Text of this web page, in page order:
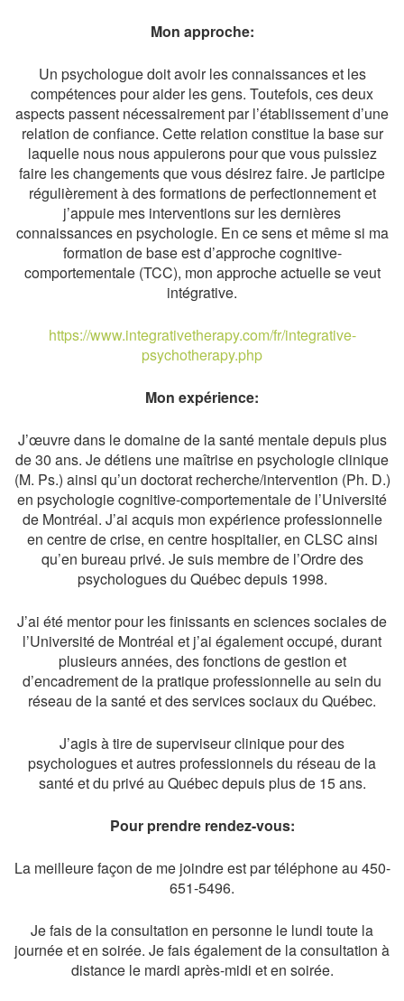
Mon approche:
Un psychologue doit avoir les connaissances et les
compétences pour aider les gens. Toutefois, ces deux
aspects passent nécessairement par l’établissement d’une
relation de confiance. Cette relation constitue la base sur
laquelle nous nous appuierons pour que vous puissiez
faire les changements que vous désirez faire. Je participe
régulièrement à des formations de perfectionnement et
j’appuie mes interventions sur les dernières
connaissances en psychologie. En ce sens et même si ma
formation de base est d’approche cognitive-
comportementale (TCC), mon approche actuelle se veut
intégrative.
https://www.integrativetherapy.com/fr/integrative-
psychotherapy.php
Mon expérience:
J’œuvre dans le domaine de la santé mentale depuis plus
de 30 ans. Je détiens une maîtrise en psychologie clinique
(M. Ps.) ainsi qu’un doctorat recherche/intervention (Ph. D.)
en psychologie cognitive-comportementale de l’Université
de Montréal. J’ai acquis mon expérience professionnelle
en centre de crise, en centre hospitalier, en CLSC ainsi
qu’en bureau privé. Je suis membre de l’Ordre des
psychologues du Québec depuis 1998.
J’ai été mentor pour les finissants en sciences sociales de
l’Université de Montréal et j’ai également occupé, durant
plusieurs années, des fonctions de gestion et
d’encadrement de la pratique professionnelle au sein du
réseau de la santé et des services sociaux du Québec.
J’agis à tire de superviseur clinique pour des
psychologues et autres professionnels du réseau de la
santé et du privé au Québec depuis plus de 15 ans.
Pour prendre rendez-vous:
La meilleure façon de me joindre est par téléphone au 450-
651-5496.
Je fais de la consultation en personne le lundi toute la
journée et en soirée. Je fais également de la consultation à
distance le mardi après-midi et en soirée.